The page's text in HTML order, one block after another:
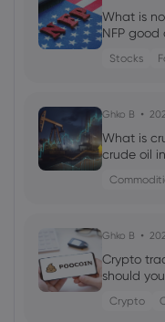
What is
NFP good
Stocks
Ghko B
What is
crude oil
Ghko B
Crypto
should
Crypto